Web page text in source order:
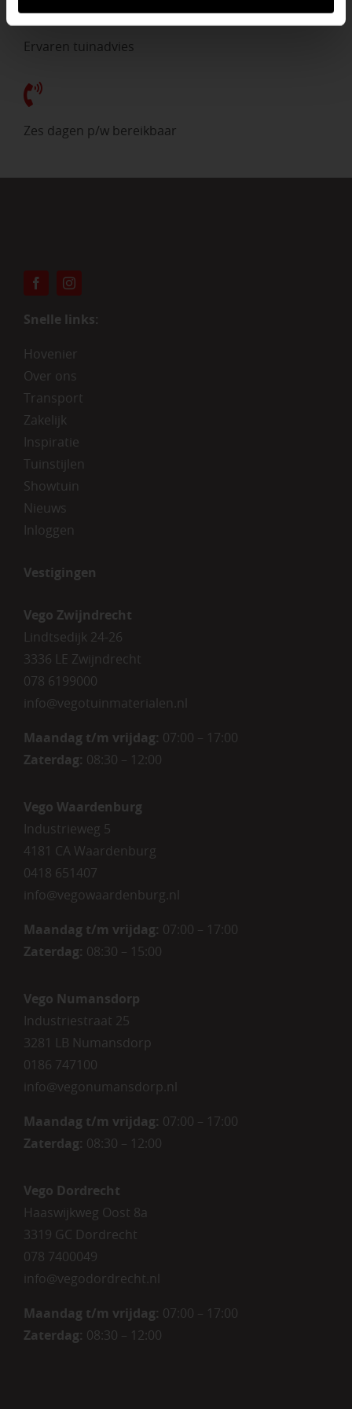
Ervaren tuinadvies
Zes dagen p/w bereikbaar
Snelle links:
Hovenier
Over ons
Transport
Zakelijk
Inspiratie
Tuinstijlen
Showtuin
Nieuws
Inloggen
Vestigingen
Vego Zwijndrecht
Lindtsedijk 24-26
3336 LE Zwijndrecht
078 6199000
info@vegotuinmaterialen.nl
Maandag t/m vrijdag: 07:00 – 17:00
Zaterdag: 08:30 – 12:00
Vego Waardenburg
Industrieweg 5
4181 CA Waardenburg
0418 651407
info@vegowaardenburg.nl
Maandag t/m vrijdag: 07:00 – 17:00
Zaterdag: 08:30 – 15:00
Vego Numansdorp
Industriestraat 25
3281 LB Numansdorp
0186 747100
info@vegonumansdorp.nl
Maandag t/m vrijdag: 07:00 – 17:00
Zaterdag: 08:30 – 12:00
Vego Dordrecht
Haaswijkweg Oost 8a
3319 GC Dordrecht
078 7400049
info@vegodordrecht.nl
Maandag t/m vrijdag: 07:00 – 17:00
Zaterdag: 08:30 – 12:00